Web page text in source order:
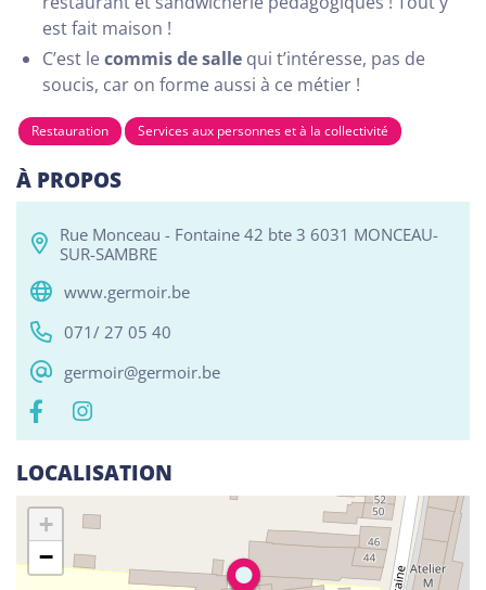
Tous Alphabétisation / Formation de base
RESO ABSL Namur
Alphabétisation / Formation de base
Orientation professionnelle
Reso ASBL Liège
Orientation professionnelle
Rue Pietro Ferrero 1, Arlon 6700
Alphabétisation / Formation de base
Orientation professionnelle
est fait maison !
C’est lecommis de salle qui t’intéresse, pas de
soucis, car on forme aussi à ce métier !
Restauration Services aux personnes et à la collectivité
À PROPOS
Rue Monceau - Fontaine 42 bte 3 6031 MONCEAU-
SUR-SAMBRE
www.germoir.be
071/ 27 05 40
germoir@germoir.be
LOCALISATION
+
−